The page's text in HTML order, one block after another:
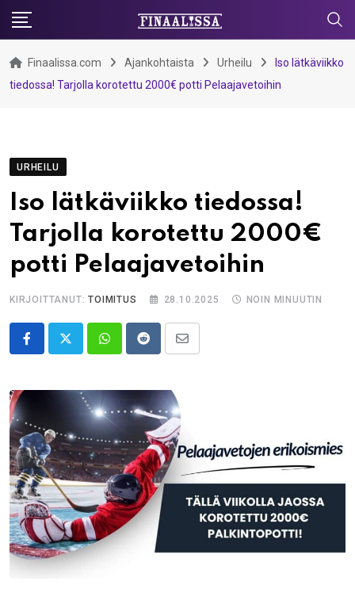
Skip
content
Finaalissa.com Ajankohtaista Urheilu
Iso lätkäviikko
tiedossa! Tarjolla korotettu 2000€ potti Pelaajavetoihin
URHEILU
Iso lätkäviikko tiedossa!
Tarjolla korotettu 2000€
potti Pelaajavetoihin
KIRJOITTANUT:TOIMITUS 28.10.2025 NOIN MINUUTIN
WhatsappRedditShare